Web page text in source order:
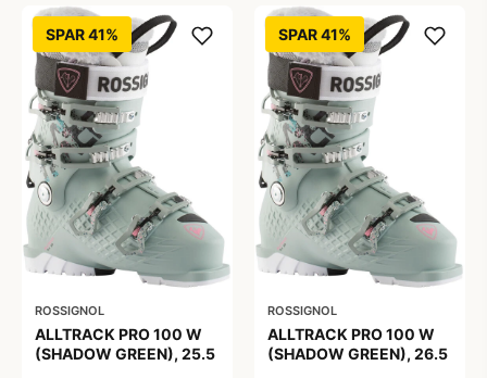
SPAR 41%
ROSSIGNOL
ALLTRACK PRO 100 W
(SHADOW GREEN), 25.5
SPAR 41%
ROSSIGNOL
ALLTRACK PRO 100 W
(SHADOW GREEN), 26.5